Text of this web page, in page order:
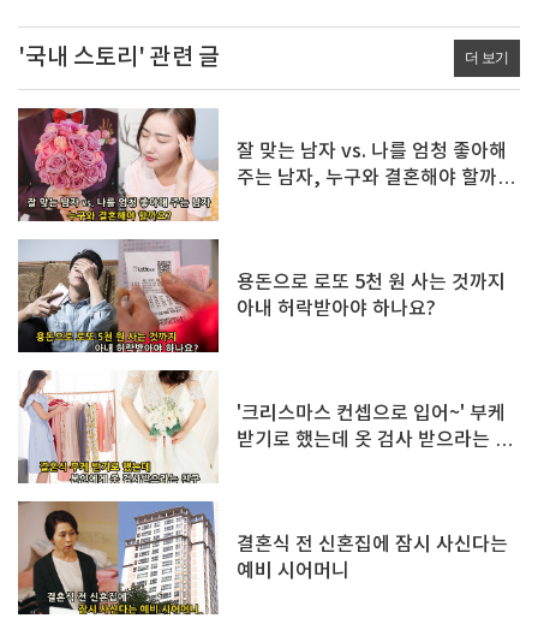
'국내 스토리' 관련 글 더 보기
잘 맞는 남자 vs. 나를 엄청 좋아해
주는 남자, 누구와 결혼해야 할까
용돈으로 로또 5천 원 사는 것까지
아내 허락받아야 하나요?
'크리스마스 컨셉으로 입어~' 부케
받기로 했는데 옷 검사 받으라는 친
결혼식 전 신혼집에 잠시 사신다는
예비 시어머니